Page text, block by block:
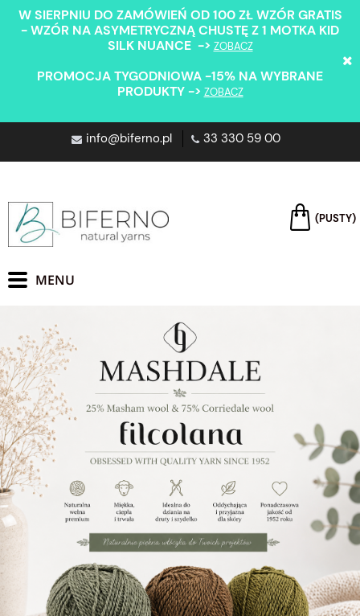
W SIERPNIU DO ZAMÓWIEŃ OD 100 ZŁ WZÓR GRATIS
- WZÓR NA ASYMETRYCZNĄ CHUSTĘ Z 1 MOTKA KID
SILK NUANCE -> ZOBACZ
PROMOCJA TYGODNIOWA -15% NA WYBRANE
PRODUKTY -> ZOBACZ
info@biferno.pl 33 330 59 00
(PUSTY)